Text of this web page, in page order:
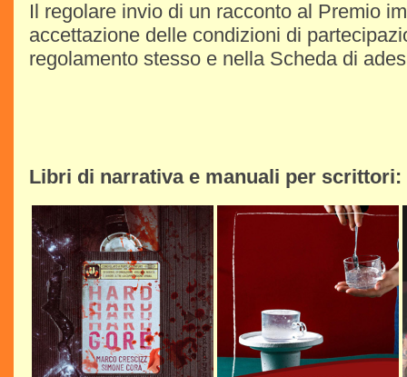
Il regolare invio di un racconto al Premio
accettazione delle condizioni di
regolamento stesso e nella Scheda di
Libri di narrativa e manuali per scrittori: